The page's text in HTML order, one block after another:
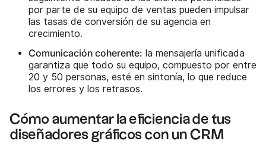
por parte de su equipo de ventas pueden impulsar
las tasas de conversión de su agencia en
crecimiento.
Comunicación coherente: la mensajería unificada
garantiza que todo su equipo, compuesto por entre
20 y 50 personas, esté en sintonía, lo que reduce
los errores y los retrasos.
Cómo aumentar la eficiencia de tus
diseñadores gráficos con un CRM